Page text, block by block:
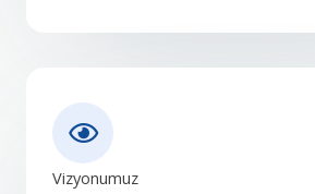
Vizyonumuz